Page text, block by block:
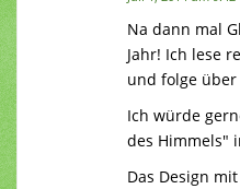
Na dann mal
Jahr! Ich lese
und folge über
Ich würde
des Himmels"
Das Design